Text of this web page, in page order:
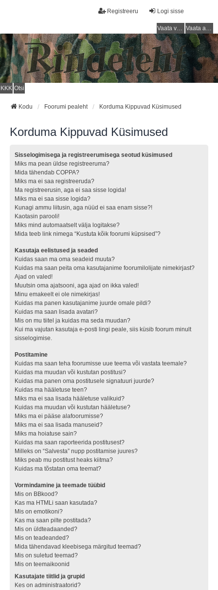
Logi sisse
Registreeru
Vaata vastamata teemasi Vaata aktiivseid teemasid
KKK Otsi
Kodu Foorumi pealeht Korduma Kippuvad Küsimused
Korduma Kippuvad Küsimused
Sisselogimisega ja registreerumisega seotud küsimused
Miks ma pean üldse registreeruma?
Mida tähendab COPPA?
Miks ma ei saa registreeruda?
Ma registreerusin, aga ei saa sisse logida!
Miks ma ei saa sisse logida?
Kunagi ammu liitusin, aga nüüd ei saa enam sisse?!
Kaotasin parooli!
Miks mind automaatselt välja logitakse?
Mida teeb link nimega “Kustuta kõik foorumi küpsised”?
Kasutaja eelistused ja seaded
Kuidas saan ma oma seadeid muuta?
Kuidas ma saan peita oma kasutajanime foorumilolijate nimekirjast?
Ajad on valed!
Muutsin oma ajatsooni, aga ajad on ikka valed!
Minu emakeelt ei ole nimekirjas!
Kuidas ma panen kasutajanime juurde omale pildi?
Kuidas ma saan lisada avatari?
Mis on mu tiitel ja kuidas ma seda muudan?
Kui ma vajutan kasutaja e-posti lingi peale, siis küsib foorum minult
sisselogimise.
Postitamine
Kuidas ma saan teha foorumisse uue teema või vastata teemale?
Kuidas ma muudan või kustutan postitusi?
Kuidas ma panen oma postitusele signatuuri juurde?
Kuidas ma hääletuse teen?
Miks ma ei saa lisada hääletuse valikuid?
Kuidas ma muudan või kustutan hääletuse?
Miks ma ei pääse alafoorumisse?
Miks ma ei saa lisada manuseid?
Miks ma hoiatuse sain?
Kuidas ma saan raporteerida postitusest?
Milleks on “Salvesta” nupp postitamise juures?
Miks peab mu postitust heaks kiitma?
Kuidas ma tõstatan oma teemat?
Vormindamine ja teemade tüübid
Mis on BBkood?
Kas ma HTMLi saan kasutada?
Mis on emotikoni?
Kas ma saan pilte postitada?
Mis on üldteadaanded?
Mis on teadeanded?
Mida tähendavad kleebisega märgitud teemad?
Mis on suletud teemad?
Mis on teemaikoonid
Kasutajate tiitlid ja grupid
Kes on administraatorid?